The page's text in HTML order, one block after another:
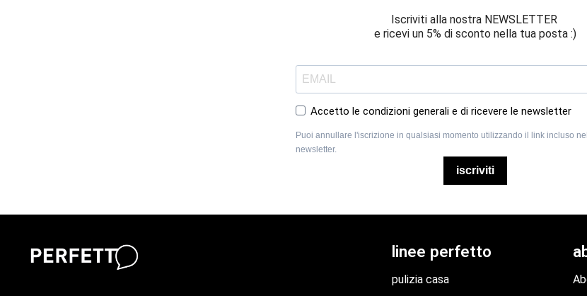
Iscriviti alla nostra NEWSLETTER
e ricevi un 5% di sconto nella tua posta :)
Accetto le condizioni generali e di ricevere le newsletter
Puoi annullare l'iscrizione in qualsiasi momento utilizzando il link incluso
newsletter.
iscriviti
linee perfetto
pulizia casa